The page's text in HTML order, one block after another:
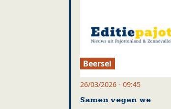
Beersel
26/03/2026 - 09:45
Samen vegen we